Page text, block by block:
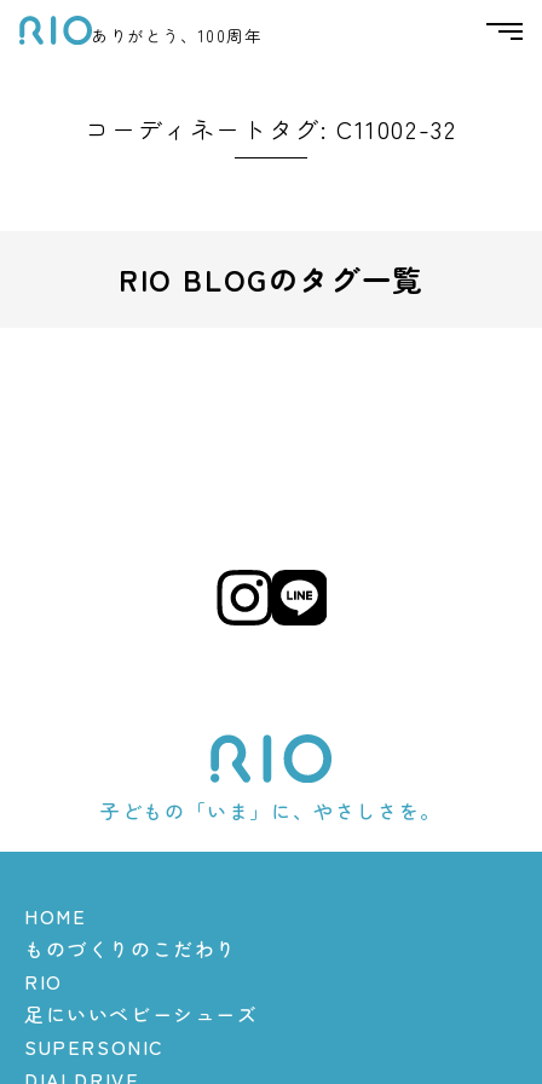
ありがとう、100周年
コーディネートタグ:C11002-32
RIO BLOGのタグ一覧
子どもの「いま」に、やさしさを。
HOME
ものづくりのこだわり
RIO
足にいいベビーシューズ
SUPERSONIC